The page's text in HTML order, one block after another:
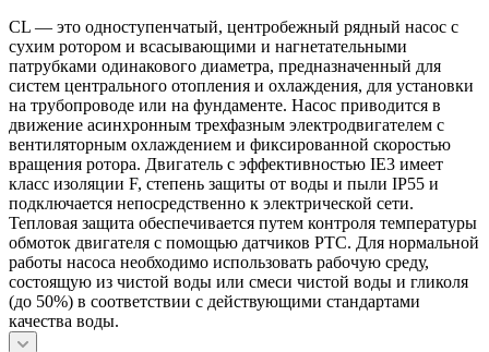
CL — это одноступенчатый, центробежный рядный насос с
сухим ротором и всасывающими и нагнетательными
патрубками одинакового диаметра, предназначенный для
систем центрального отопления и охлаждения, для установки
на трубопроводе или на фундаменте. Насос приводится в
движение асинхронным трехфазным электродвигателем с
вентиляторным охлаждением и фиксированной скоростью
вращения ротора. Двигатель с эффективностью IE3 имеет
класс изоляции F, степень защиты от воды и пыли IP55 и
подключается непосредственно к электрической сети.
Тепловая защита обеспечивается путем контроля температуры
обмоток двигателя с помощью датчиков PTC. Для нормальной
работы насоса необходимо использовать рабочую среду,
состоящую из чистой воды или смеси чистой воды и гликоля
(до 50%) в соответствии с действующими стандартами
качества воды.